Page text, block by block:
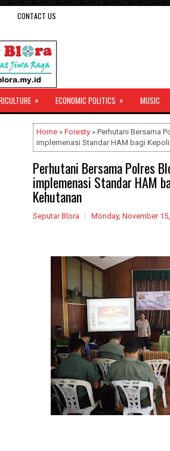
CONTACT US
» ECONOMIC POLITICS » MUSIC
Home » Foresty » Perhutani Bersama
implemenasi Standar HAM bagi
Perhutani Bersama Polres
implemenasi Standar HAM
Kehutanan
Seputar Blora Monday, November